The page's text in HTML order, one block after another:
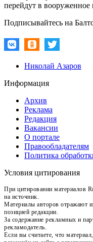
перейдут в вооруженное
Подписывайтесь на
Николай Азаров
Информация
Архив
Реклама
Редакция
Вакансии
О портале
Правообладателям
Политика
Условия цитирования
При цитировании материалов
на источник.
Материалы авторов отражают
позицией редакции.
За содержание рекламных и
рекламодатель.
Если вы считаете, что